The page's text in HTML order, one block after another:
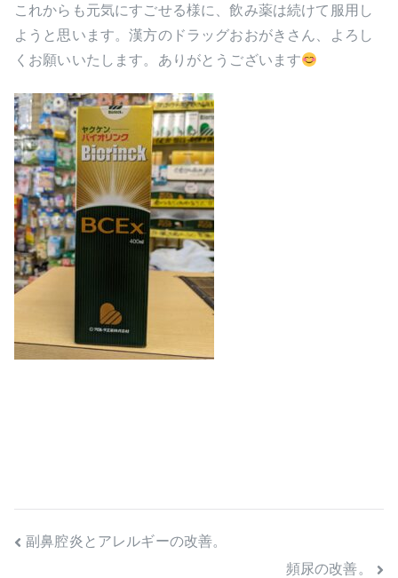
これからも元気にすごせる様に、飲み薬は続けて服用し
ようと思います。漢方のドラッグおおがきさん、よろし
くお願いいたします。ありがとうございます
投
副鼻腔炎とアレルギーの改善。
頻尿の改善。